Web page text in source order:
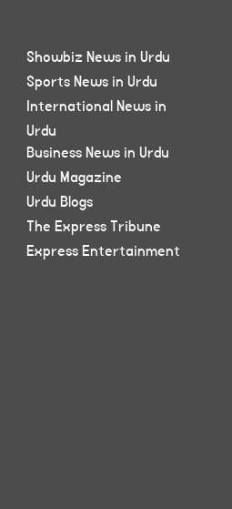
Showbiz News in Urdu
Sports News in Urdu
International News in
Urdu
Business News in Urdu
Urdu Magazine
Urdu Blogs
The Express Tribune
Express Entertainment